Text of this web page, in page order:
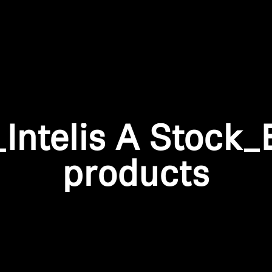
A
products
Sie sich bei Ihrem Konto an, um Produkte zu Ihrer
hinzuzufügen und Ihre zuvor gespeicherten
anzuzeigen.
Login